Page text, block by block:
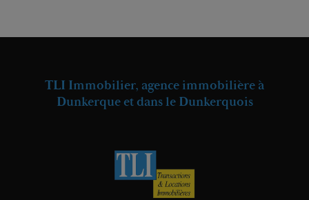
TLI Immobilier, agence immobilière à
Dunkerque et dans le Dunkerquois